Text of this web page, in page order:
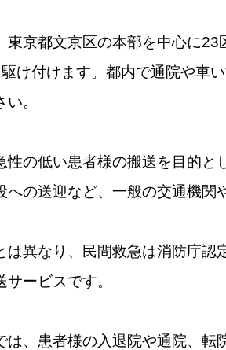
京都文京区の本部を中心に23
け付けます。都内で通院や車
。
の低い患者様の搬送を目的と
への送迎など、一般の交通機関
は異なり、民間救急は消防庁認
ービスです。
は、患者様の入退院や通院、転